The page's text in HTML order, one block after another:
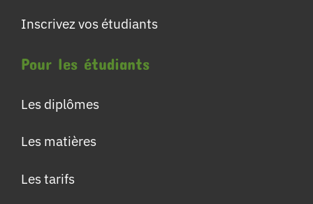
Inscrivez vos étudiants
Pour les étudiants
Les diplômes
Les matières
Les tarifs